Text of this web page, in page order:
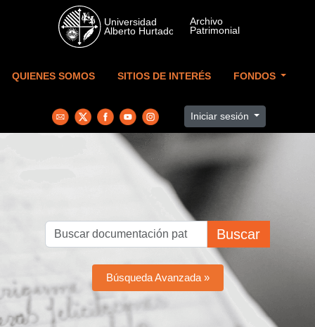
Skip to main content
QUIENES SOMOS SITIOS DE INTERÉS FONDOS
Iniciar sesión
Buscar
Búsqueda Avanzada »